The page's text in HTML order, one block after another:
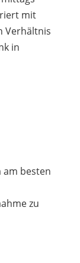
mit
Verhältnis
in
am besten
zu